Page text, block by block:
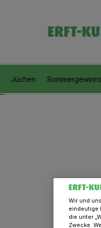
Jüchen
Wir und
eindeutige
die unter
Zwecke.